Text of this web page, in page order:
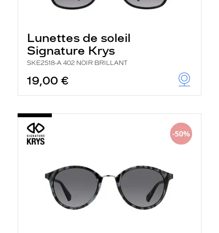
Lunettes de soleil
Signature Krys
SKE2518-A 402 NOIR BRILLANT
19,00 €